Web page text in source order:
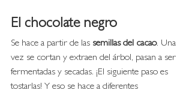
El chocolate negro
Se hace a partir de las semillas del cacao. Una
vez se cortan y extraen del árbol, pasan a ser
fermentadas y secadas. ¡El siguiente paso es
tostarlas! Y eso se hace a diferentes